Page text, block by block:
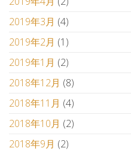
2019年3月 (4)
2019年2月 (1)
2019年1月 (2)
2018年12月 (8)
2018年11月 (4)
2018年10月 (2)
2018年9月 (2)